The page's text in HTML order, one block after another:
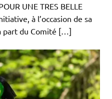
UNE TRES BELLE
à l’occasion de sa
part du Comité […]